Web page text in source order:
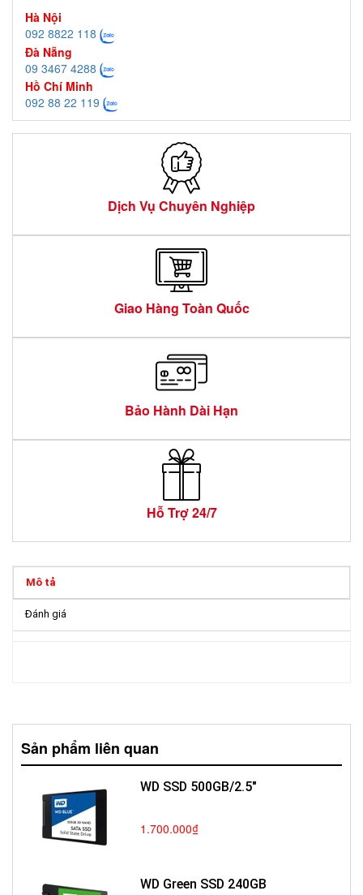
Hà Nội
092 8822 118
Đà Nẵng
09 3467 4288
Hồ Chí Minh
092 88 22 119
Dịch Vụ Chuyên Nghiệp
Giao Hàng Toàn Quốc
Bảo Hành Dài Hạn
Hỗ Trợ 24/7
Mô tả
Đánh giá
Sản phẩm liên quan
WD SSD 500GB/2.5"
1.700.000₫
WD Green SSD 240GB